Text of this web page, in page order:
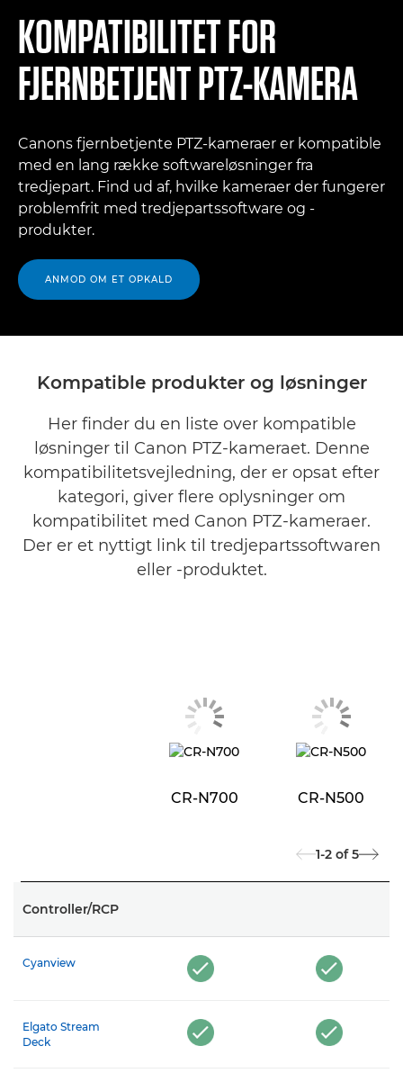
KOMPATIBILITET FOR
FJERNBETJENT PTZ-KAMERA
Canons fjernbetjente PTZ-kameraer er kompatible
med en lang række softwareløsninger fra
tredjepart. Find ud af, hvilke kameraer der fungerer
problemfrit med tredjepartssoftware og -
produkter.
ANMOD OM ET OPKALD
Kompatible produkter og løsninger
Her finder du en liste over kompatible
løsninger til Canon PTZ-kameraet. Denne
kompatibilitetsvejledning, der er opsat efter
kategori, giver flere oplysninger om
kompatibilitet med Canon PTZ-kameraer.
Der er et nyttigt link til tredjepartssoftwaren
eller -produktet.
CR-N700 CR-N500
1-2 of 5
Controller/RCP
Cyanview
Elgato Stream
Deck